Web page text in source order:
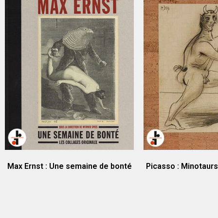
Max Ernst : Une semaine de bonté Picasso :